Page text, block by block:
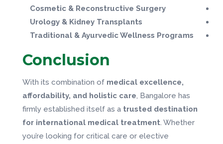
Cosmetic & Reconstructive Surgery
Urology & Kidney Transplants
Traditional & Ayurvedic Wellness Programs
Conclusion
With its combination of medical excellence,
affordability, and holistic care, Bangalore has
firmly established itself as a trusted destination
for international medical treatment. Whether
you’re looking for critical care or elective